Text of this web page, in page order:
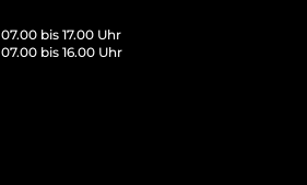
07.00 bis 17.00 Uhr
07.00 bis 16.00 Uhr